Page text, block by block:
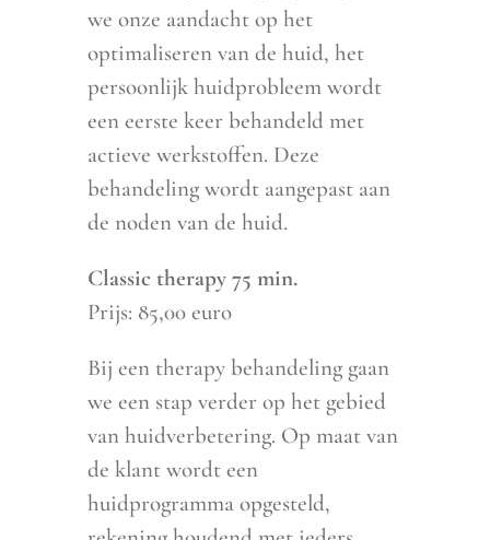
we onze aandacht op het
optimaliseren van de huid, het
persoonlijk huidprobleem wordt
een eerste keer behandeld met
actieve werkstoffen. Deze
behandeling wordt aangepast aan
de noden van de huid.
Classic therapy 75 min.
Prijs: 85,00 euro
Bij een therapy behandeling gaan
we een stap verder op het gebied
van huidverbetering. Op maat van
de klant wordt een
huidprogramma opgesteld,